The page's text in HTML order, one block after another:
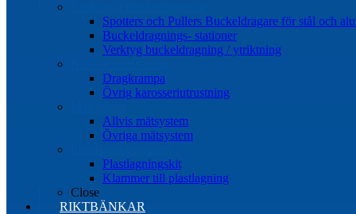
Spotters och Pullers Buckeldragare för stål och
Buckeldragnings- stationer
Verktyg buckeldragning / ytriktning
Dragkrampa
Övrig karosseriutrustning
Allvis mätsystem
Övriga mätsystem
Plastlagningskit
Klammer till plastlagning
Close
RIKTBÄNKAR